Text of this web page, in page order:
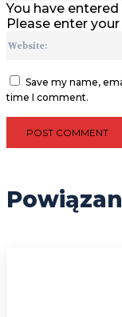
You have
Please enter
Save my name,
time I comment.